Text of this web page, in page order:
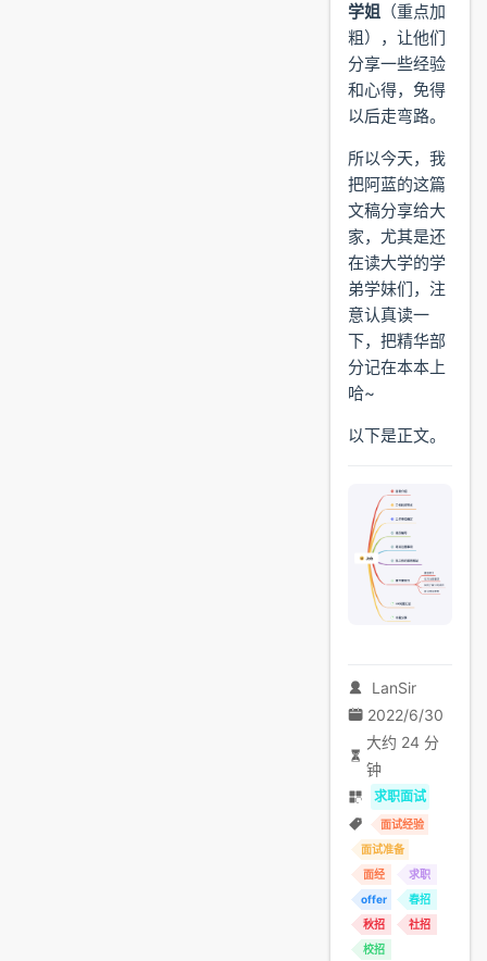
学姐 （重点加
粗），让他们
分享一些经验
和心得，免得
以后走弯路。
所以今天，我
把阿蓝的这篇
文稿分享给大
家，尤其是还
在读大学的学
弟学妹们，注
意认真读一
下，把精华部
分记在本本上
哈~
以下是正文。
LanSir
2022/6/30
大约 24 分
钟
求职面试
面试经验
面试准备
面经
求职
offer
春招
秋招
社招
校招